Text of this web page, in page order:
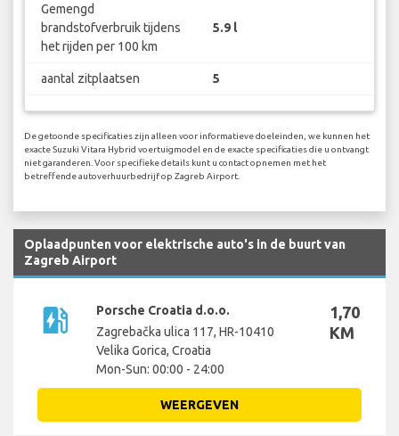
Gemengd
brandstofverbruik tijdens
het rijden per 100 km
5.9 l
aantal zitplaatsen 5
De getoonde specificaties zijn alleen voor informatieve doeleinden, we kunnen het
exacte Suzuki Vitara Hybrid voertuigmodel en de exacte specificaties die u ontvangt
niet garanderen. Voor specifieke details kunt u contact opnemen met het
betreffende autoverhuurbedrijf op Zagreb Airport.
Oplaadpunten voor elektrische auto's in de buurt van
Zagreb Airport
ev_station
Porsche Croatia d.o.o.
Zagrebačka ulica 117, HR-10410
Velika Gorica, Croatia
Mon-Sun: 00:00 - 24:00
1,70
KM
WEERGEVEN